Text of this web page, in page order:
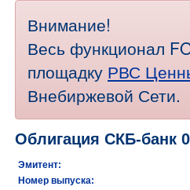
Внимание!
Весь функционал
площадку РВС
Внебиржевой Сети.
Облигация СКБ-банк
Эмитент:
Номер выпуска: